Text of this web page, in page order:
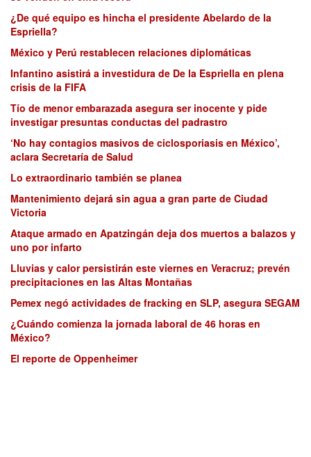
¿De qué equipo es hincha el presidente Abelardo de la
Espriella?
México y Perú restablecen relaciones diplomáticas
Infantino asistirá a investidura de De la Espriella en plena
crisis de la FIFA
Tío de menor embarazada asegura ser inocente y pide
investigar presuntas conductas del padrastro
‘No hay contagios masivos de ciclosporiasis en México’,
aclara Secretaría de Salud
Lo extraordinario también se planea
Mantenimiento dejará sin agua a gran parte de Ciudad
Victoria
Ataque armado en Apatzingán deja dos muertos a balazos y
uno por infarto
Lluvias y calor persistirán este viernes en Veracruz; prevén
precipitaciones en las Altas Montañas
Pemex negó actividades de fracking en SLP, asegura SEGAM
¿Cuándo comienza la jornada laboral de 46 horas en
México?
El reporte de Oppenheimer